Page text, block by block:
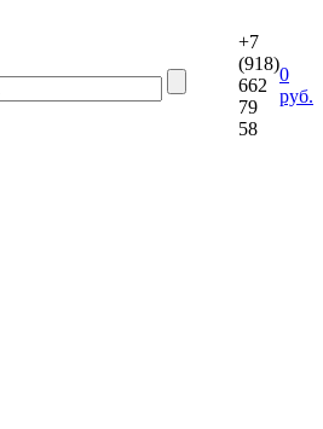
+7
(918)
662
79
58
0
руб.